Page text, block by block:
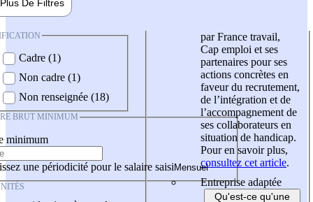
Plus De Filtres
Cadre (1)
Non cadre (1)
Non renseignée (18)
BRUT MINIMUM
minimum
une périodicité pour le salaire saisi
par France travail,
Cap emploi et ses
partenaires pour ses
actions concrètes en
faveur du recrutement,
de l’intégration et de
l’accompagnement de
ses collaborateurs en
situation de handicap.
Pour en savoir plus,
consultez cet article.
Entreprise adaptée
Qu'est-ce qu'une